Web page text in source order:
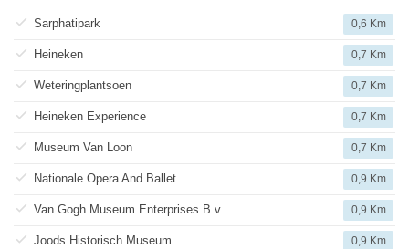
Sarphatipark 0,6 Km
Heineken 0,7 Km
Weteringplantsoen 0,7 Km
Heineken Experience 0,7 Km
Museum Van Loon 0,7 Km
Nationale Opera And Ballet 0,9 Km
Van Gogh Museum Enterprises B.v. 0,9 Km
Joods Historisch Museum 0,9 Km